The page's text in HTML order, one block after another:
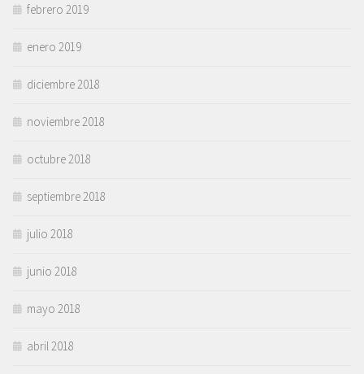
febrero 2019
enero 2019
diciembre 2018
noviembre 2018
octubre 2018
septiembre 2018
julio 2018
junio 2018
mayo 2018
abril 2018